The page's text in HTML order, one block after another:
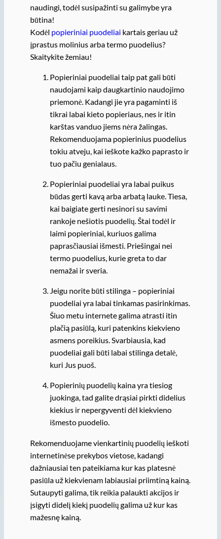
naudingi, todėl susipažinti su galimybe yra
būtina!
Kodėl popieriniai puodeliai kartais geriau už
įprastus molinius arba termo puodelius?
Skaitykite žemiau!
Popieriniai puodeliai taip pat gali būti
naudojami kaip daugkartinio naudojimo
priemonė. Kadangi jie yra pagaminti iš
tikrai labai kieto popieriaus, nes ir itin
karštas vanduo jiems nėra žalingas.
Rekomenduojama popierinius puodelius
tokiu atveju, kai ieškote kažko paprasto ir
tuo pačiu genialaus.
Popieriniai puodeliai yra labai puikus
būdas gerti kavą arba arbatą lauke. Tiesa,
kai baigiate gerti nesinori su savimi
rankoje nešiotis puodelių. Štai todėl ir
laimi popieriniai, kuriuos galima
paprasčiausiai išmesti. Priešingai nei
termo puodelius, kurie greta to dar
nemažai ir sveria.
Jeigu norite būti stilinga – popieriniai
puodeliai yra labai tinkamas pasirinkimas.
Šiuo metu internete galima atrasti itin
plačią pasiūlą, kuri patenkins kiekvieno
asmens poreikius. Svarbiausia, kad
puodeliai gali būti labai stilinga detalė,
kuri Jus puoš.
Popierinių puodelių kaina yra tiesiog
juokinga, tad galite drąsiai pirkti didelius
kiekius ir nepergyventi dėl kiekvieno
išmesto puodelio.
Rekomenduojame vienkartinių puodelių ieškoti
internetinėse prekybos vietose, kadangi
dažniausiai ten pateikiama kur kas platesnė
pasiūla už kiekvienam labiausiai priimtiną kainą.
Sutaupyti galima, tik reikia palaukti akcijos ir
įsigyti didelį kiekį puodelių galima už kur kas
mažesnę kainą.